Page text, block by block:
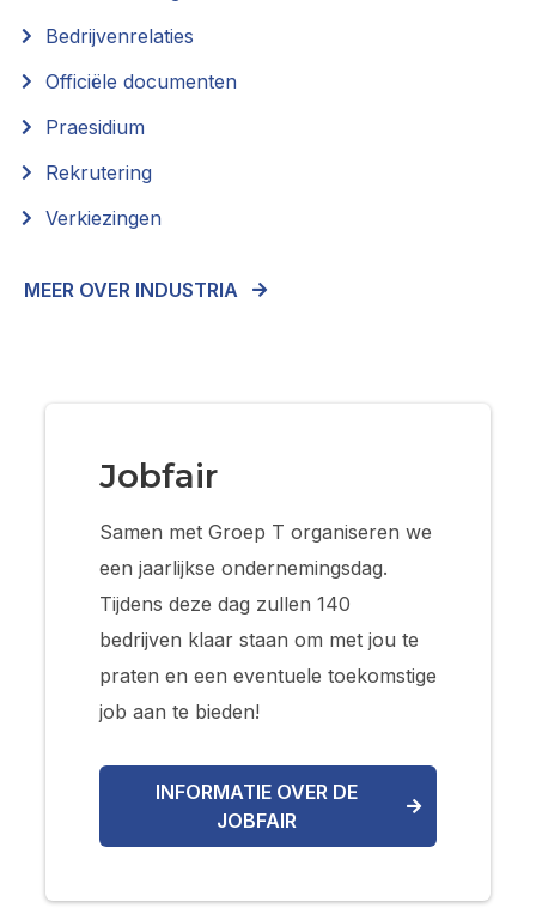
Bedrijvenrelaties
Officiële documenten
Praesidium
Rekrutering
Verkiezingen
MEER OVER INDUSTRIA
Jobfair
Samen met Groep T organiseren we
een jaarlijkse ondernemingsdag.
Tijdens deze dag zullen 140
bedrijven klaar staan om met jou te
praten en een eventuele toekomstige
job aan te bieden!
INFORMATIE OVER DE
JOBFAIR